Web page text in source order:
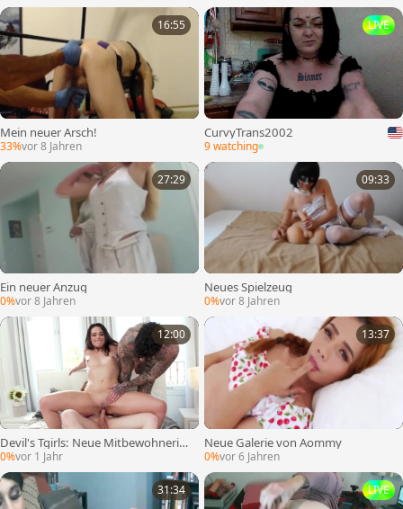
16:55
Mein neuer Arsch!
33%vor 8 Jahren
LIVE
CurvyTrans2002
9 watching
27:29
Ein neuer Anzug
0%vor 8 Jahren
09:33
Neues Spielzeug
0%vor 8 Jahren
12:00
Devil's Tgirls: Neue Mitbewohnerin.
Neues Erlebnis.
0%vor 1 Jahr
13:37
Neue Galerie von Aommy
0%vor 6 Jahren
31:34 LIVE